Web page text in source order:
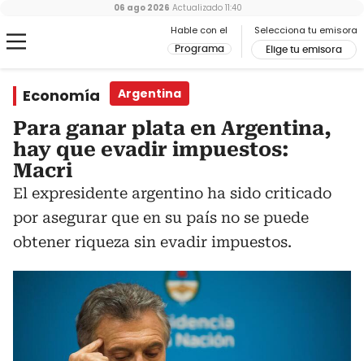
Hable con el
Programa
Selecciona tu emisora
Elige tu emisora
06 ago 2026 Actualizado 11:40
Economía Argentina
Para ganar plata en Argentina,
hay que evadir impuestos:
Macri
El expresidente argentino ha sido criticado
por asegurar que en su país no se puede
obtener riqueza sin evadir impuestos.